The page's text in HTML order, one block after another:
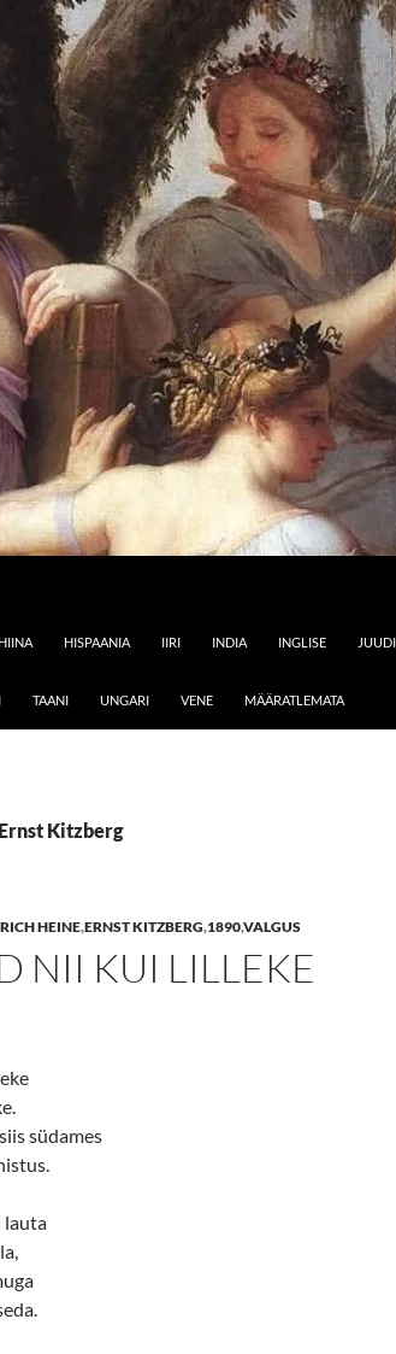
HIINA HISPAANIA IIRI INDIA INGLISE JUUDI
TAANI UNGARI VENE MÄÄRATLEMATA
Kitzberg
HEINE,ERNST KITZBERG,1890,VALGUS
NII KUI LILLEKE
südames
lauta